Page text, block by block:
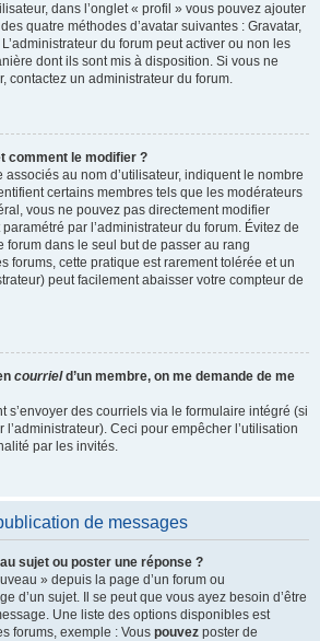
dans l’onglet « profil » vous pouvez ajouter
quatre méthodes d’avatar suivantes : Gravatar,
du forum peut activer ou non les
dont ils sont mis à disposition. Si vous ne
contactez un administrateur du forum.
comment le modifier ?
associés au nom d’utilisateur, indiquent le nombre
certains membres tels que les modérateurs
vous ne pouvez pas directement modifier
paramétré par l’administrateur du forum. Évitez de
forum dans le seul but de passer au rang
forums, cette pratique est rarement tolérée et un
peut facilement abaisser votre compteur de
courrield’un membre, on me demande de me
s’envoyer des courriels via le formulaire intégré (si
l’administrateur). Ceci pour empêcher l’utilisation
par les invités.
de messages
sujet ou poster une réponse ?
» depuis la page d’un forum ou
d’un sujet. Il se peut que vous ayez besoin d’être
Une liste des options disponibles est
forums, exemple : Vous pouvez poster de